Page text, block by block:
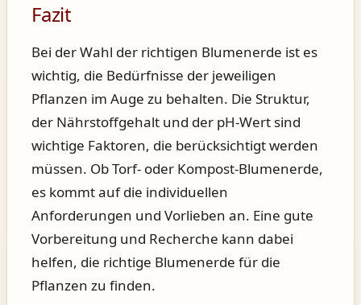
Fazit
Bei der Wahl der richtigen Blumenerde ist es
wichtig, die Bedürfnisse der jeweiligen
Pflanzen im Auge zu behalten. Die Struktur,
der Nährstoffgehalt und der pH-Wert sind
wichtige Faktoren, die berücksichtigt werden
müssen. Ob Torf- oder Kompost-Blumenerde,
es kommt auf die individuellen
Anforderungen und Vorlieben an. Eine gute
Vorbereitung und Recherche kann dabei
helfen, die richtige Blumenerde für die
Pflanzen zu finden.